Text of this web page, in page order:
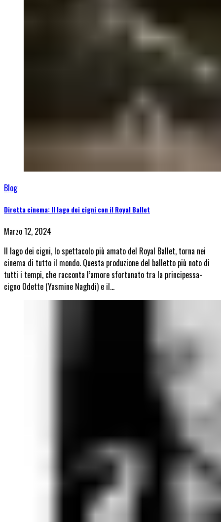
Blog
Diretta cinema: Il lago dei cigni con il Royal Ballet
Marzo 12, 2024
Il lago dei cigni, lo spettacolo più amato del Royal Ballet, torna nei
cinema di tutto il mondo. Questa produzione del balletto più noto di
tutti i tempi, che racconta l’amore sfortunato tra la principessa-
cigno Odette (Yasmine Naghdi) e il…